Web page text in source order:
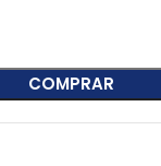
COMPRAR